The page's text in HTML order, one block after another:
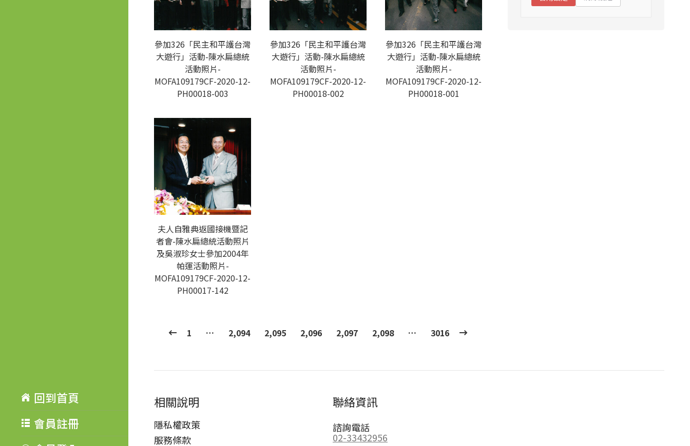
回到首頁
會員註冊
參加326「民主和平護台灣
大遊行」活動-陳水扁總統
活動照片-
MOFA109179CF-2020-12-
PH00018-003
參加326「民主和平護台灣
大遊行」活動-陳水扁總統
活動照片-
MOFA109179CF-2020-12-
PH00018-002
參加326「民主和平護台灣
大遊行」活動-陳水扁總統
活動照片-
MOFA109179CF-2020-12-
PH00018-001
夫人自雅典返國接機暨記
者會-陳水扁總統活動照片
及吳淑珍女士參加2004年
帕運活動照片-
MOFA109179CF-2020-12-
PH00017-142
1 … 2,094 2,095 2,096 2,097 2,098 … 3016
相關說明
隱私權政策
服務條款
聯絡資訊
諮詢電話
02-33432956